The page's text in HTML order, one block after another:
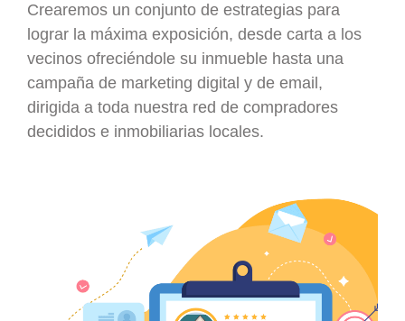
Crearemos un conjunto de estrategias para
lograr la máxima exposición, desde carta a los
vecinos ofreciéndole su inmueble hasta una
campaña de marketing digital y de email,
dirigida a toda nuestra red de compradores
decididos e inmobiliarias locales.